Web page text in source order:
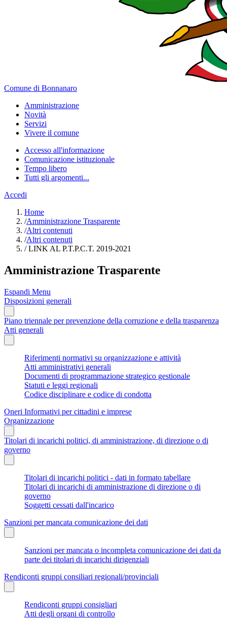
Comune di Bonnanaro
Amministrazione
Novità
Servizi
Vivere il comune
Accesso all'informazione
Comunicazione istituzionale
Tempo libero
Tutti gli argomenti...
Accedi
Home
/Amministrazione Trasparente
/Altri contenuti
/Altri contenuti
/LINK AL P.T.P.C.T. 2019-2021
Amministrazione Trasparente
Espandi Menu
Disposizioni generali
Piano triennale per prevenzione della corruzione e della trasparenza
Atti generali
Riferimenti normativi su organizzazione e attività
Atti amministrativi generali
Documenti di programmazione strategico gestionale
Statuti e leggi regionali
Codice disciplinare e codice di condotta
Oneri Informativi per cittadini e imprese
Organizzazione
Titolari di incarichi politici, di amministrazione, di direzione o di
governo
Titolari di incarichi politici - dati in formato tabellare
Titolari di incarichi di amministrazione di direzione o di
governo
Soggetti cessati dall'incarico
Sanzioni per mancata comunicazione dei dati
Sanzioni per mancata o incompleta comunicazione dei dati da
parte dei titolari di incarichi dirigenziali
Rendiconti gruppi consiliari regionali/provinciali
Rendiconti gruppi consigliari
Atti degli organi di controllo